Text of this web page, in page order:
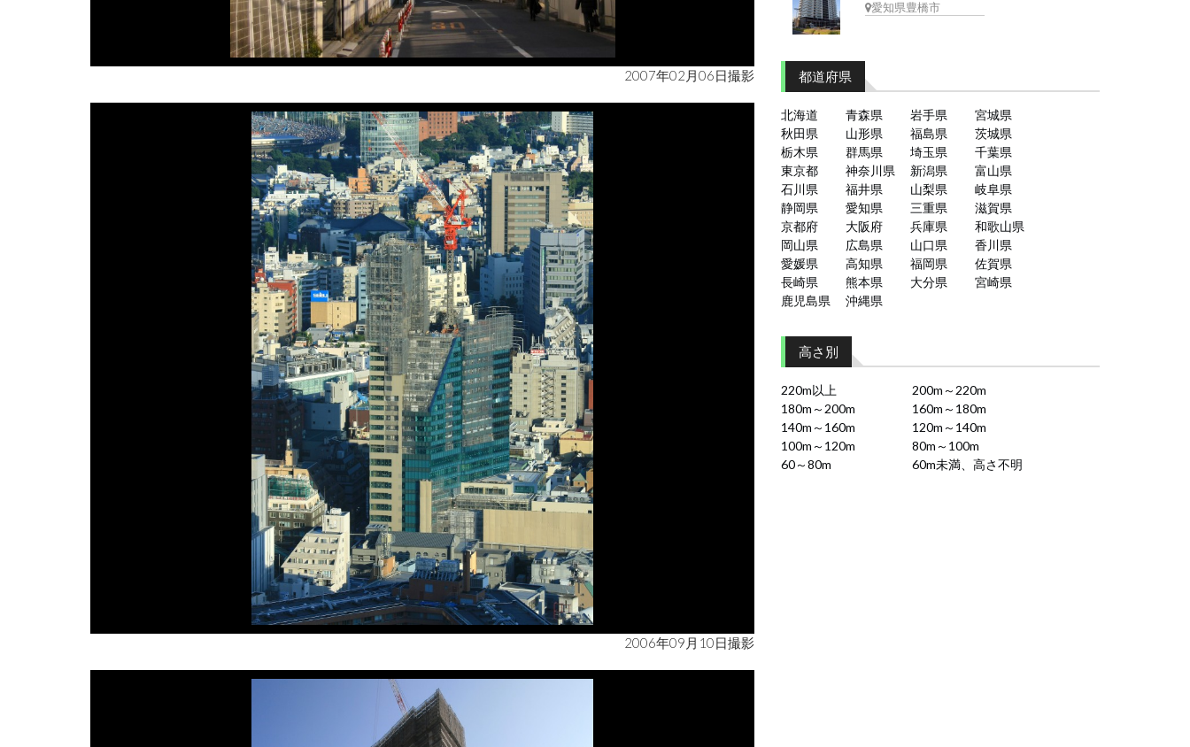
2007年02月06日撮影
2006年09月10日撮影
愛知県豊橋市
都道府県
北海道 青森県 岩手県
宮城県
秋田県
山形県 福島県
茨城県
栃木県
群馬県 埼玉県
千葉県
東京都
神奈川県 新潟県
富山県
石川県
福井県 山梨県
岐阜県
静岡県
愛知県 三重県
滋賀県
京都府
大阪府 兵庫県
和歌山県
岡山県
広島県 山口県
香川県
愛媛県
高知県 福岡県
佐賀県
長崎県
熊本県 大分県
宮崎県
鹿児島県
沖縄県
高さ別
220m以上
200m～220m
180m～200m
160m～180m
140m～160m
120m～140m
100m～120m
80m～100m
60～80m
60m未満、高さ不明